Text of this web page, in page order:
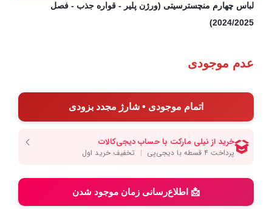
لباس چهارم منچسترسیتی (ورژن پلیر - قواره جذب - فصل
2024/2025)
عدم موجودی
اتمام موجودی • شارژ مجدد بزودی
📩 اطلاع‌رسانی زمان موجود شدن